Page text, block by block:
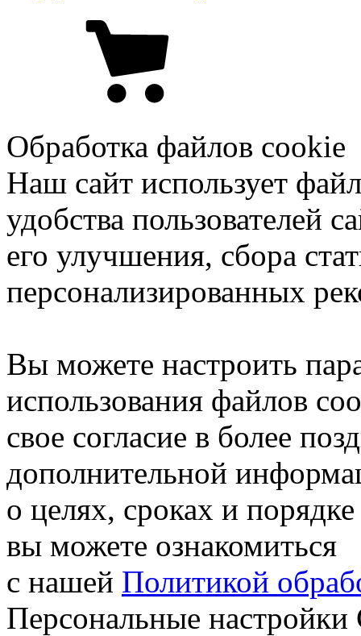
Обработка файлов cookie
Наш сайт использует
удобства пользователей
его улучшения, сбора
персонализированных
Вы можете настроить
использования файлов
свое согласие в более
дополнительной
о целях, сроках и
вы можете ознакомиться
с нашей Политикой
Персональные настройки